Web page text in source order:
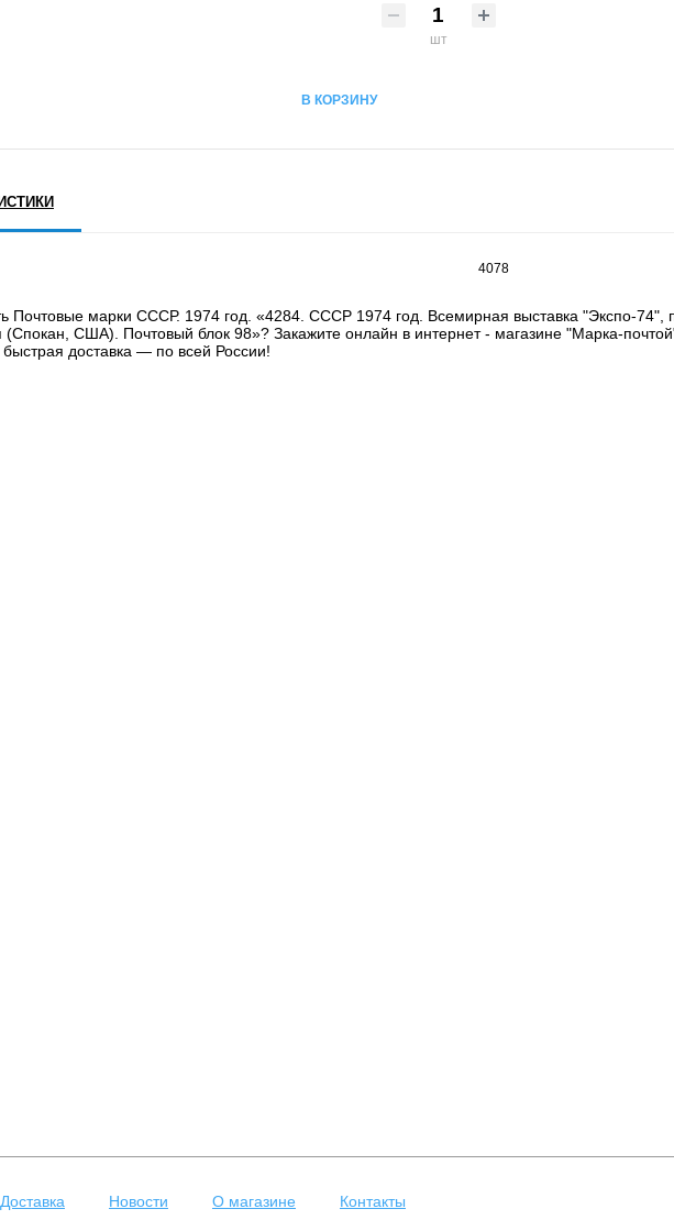
шт
В КОРЗИНУ
4078
Почтовые марки СССР. 1974 год. «4284. СССР 1974 год. Всемирная выставка "Экспо-
(Спокан, США). Почтовый блок 98»? Закажите онлайн в интернет - магазине "Марка-
доставка — по всей России!
Доставка Новости О магазине Контакты